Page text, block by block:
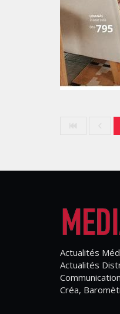
Actualités
Actualités
Créa,